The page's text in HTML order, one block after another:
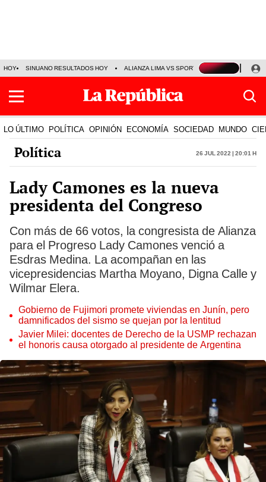
HOY SINUANO RESULTADOS HOY ALIANZA LIMA VS SPORT BOYS JORGE
LO ÚLTIMO POLÍTICA OPINIÓN ECONOMÍA SOCIEDAD MUNDO
Política 26 Jul 2022 | 20:01 h
Lady Camones es la nueva
presidenta del Congreso
Con más de 66 votos, la congresista de Alianza
para el Progreso Lady Camones venció a
Esdras Medina. La acompañan en las
vicepresidencias Martha Moyano, Digna Calle y
Wilmar Elera.
Gobierno de Fujimori promete viviendas en Junín, pero
damnificados del sismo se quejan por la lentitud
Javier Milei: docentes de Derecho de la USMP rechazan
el honoris causa otorgado al presidente de Argentina